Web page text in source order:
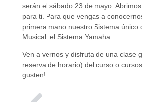
serán el sábado 23 de mayo.
para ti. Para que vengas a
primera mano nuestro Sistema único
Musical, el Sistema Yamaha.
Ven a vernos y disfruta de una clase
reserva de horario) del curso o
gusten!